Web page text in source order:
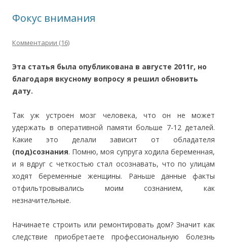
Фокус внимания
Комментарии (16)
Эта статья была опубликована в августе 2011г, но
благодаря вкусному вопросу я решил обновить
дату.
Так уж устроен мозг человека, что он не может
удержать в оперативной памяти больше 7-12 деталей.
Какие это делали зависит от обладателя
(под)сознания. Помню, моя супруга ходила беременная,
и я вдруг с четкостью стал осознавать, что по улицам
ходят беременные женщины. Раньше данные факты
отфильтровывались моим сознанием, как
незначительные.
Начинаете строить или ремонтировать дом? Значит как
следствие приобретаете профессиональную болезнь